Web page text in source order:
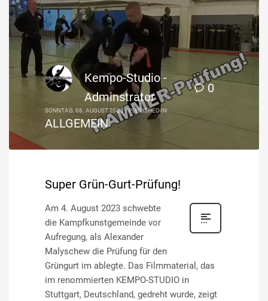
0
Kempo-Studio -
Adminstrator
SONNTAG, 06. AUGUST 2023 / PUBLISHED IN
ALLGEMEIN
Super Grün-Gurt-Prüfung!
Am 4. August 2023 schwebte
die Kampfkunstgemeinde vor
Aufregung, als Alexander
Malyschew die Prüfung für den
Grüngurt im ablegte. Das Filmmaterial, das
im renommierten KEMPO-STUDIO in
Stuttgart, Deutschland, gedreht wurde, zeigt